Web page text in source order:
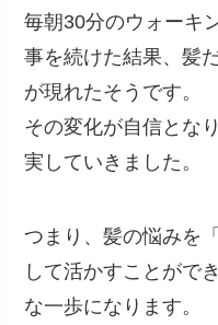
毎朝30分のウォーキ
事を続けた結果、髪
が現れたそうです。
その変化が自信とな
実していきました。
つまり、髪の悩みを
して活かすことがで
な一歩になります。